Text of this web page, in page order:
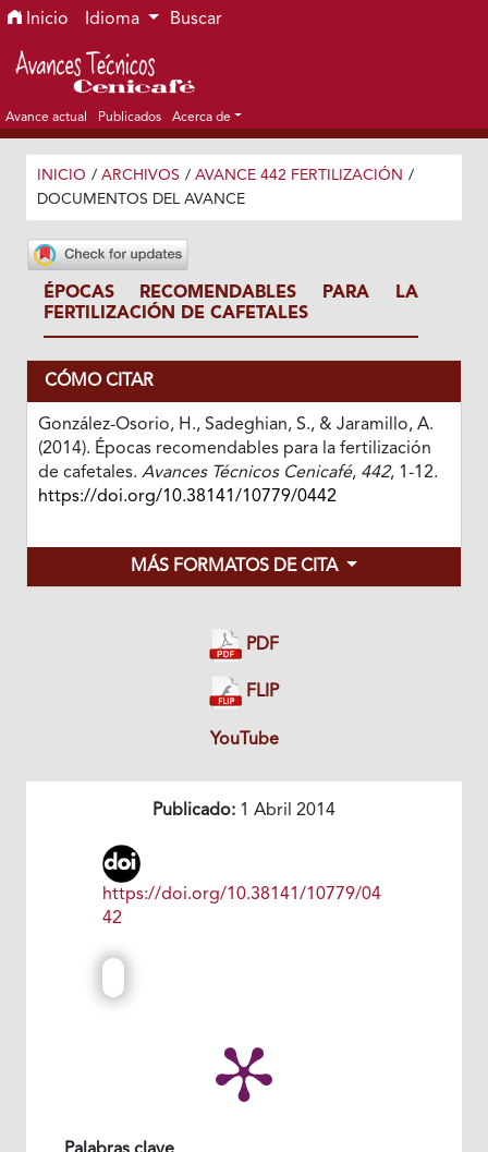
Ir al menú de navegación principal
Ir al contenido principal
Ir al pie de página del sitio
Inicio Idioma Buscar
Avance actual Publicados Acerca de
INICIO / ARCHIVOS / AVANCE 442 FERTILIZACIÓN /
DOCUMENTOS DEL AVANCE
ÉPOCAS RECOMENDABLES PARA LA
FERTILIZACIÓN DE CAFETALES
CÓMO CITAR
González-Osorio, H., Sadeghian, S., & Jaramillo, A.
(2014). Épocas recomendables para la fertilización
de cafetales. Avances Técnicos Cenicafé, 442, 1-12.
https://doi.org/10.38141/10779/0442
MÁS FORMATOS DE CITA
PDF
FLIP
YouTube
Publicado: 1 Abril 2014
https://doi.org/10.38141/10779/04
42